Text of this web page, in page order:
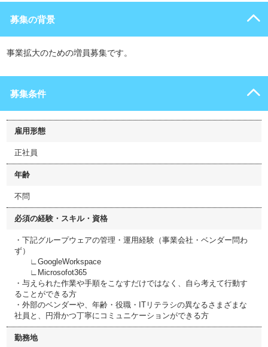
募集の背景
事業拡大のための増員募集です。
募集条件
雇用形態
正社員
年齢
不問
必須の経験・スキル・資格
・下記グループウェアの管理・運用経験（事業会社・ベンダー問わ
ず）
∟GoogleWorkspace
∟Microsofot365
・与えられた作業や手順をこなすだけではなく、自ら考えて行動す
ることができる方
・外部のベンダーや、年齢・役職・ITリテラシの異なるさまざまな
社員と、円滑かつ丁寧にコミュニケーションができる方
勤務地